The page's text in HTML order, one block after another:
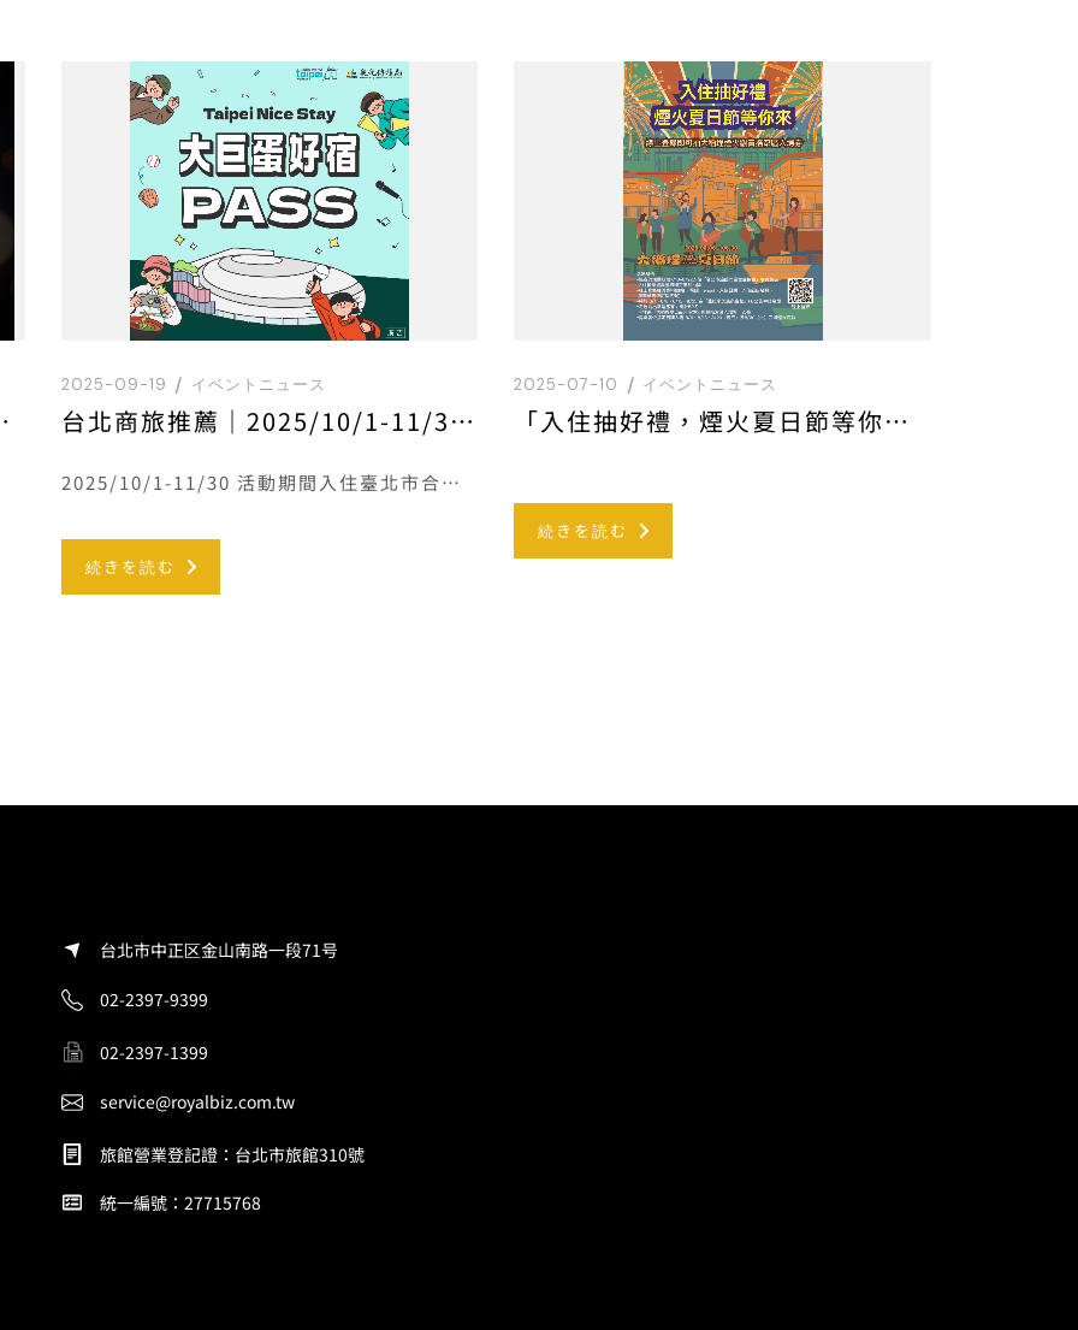
日)
2025-09-19 イベントニュース
台北商旅推薦｜2025/10/1-11/30 來臺北有好宿
2025/10/1-11/30 活動期間入住臺北市合法旅宿，並完成登錄即享抽獎資格！詳情
続きを読む
2025-07-10 イベントニュース
「入住抽好禮，煙火夏日節等你來」專案說明
続きを読む
台北市中正区金山南路一段71号
02-2397-9399
02-2397-1399
service@royalbiz.com.tw
旅館營業登記證：台北市旅館310號
統一編號：27715768